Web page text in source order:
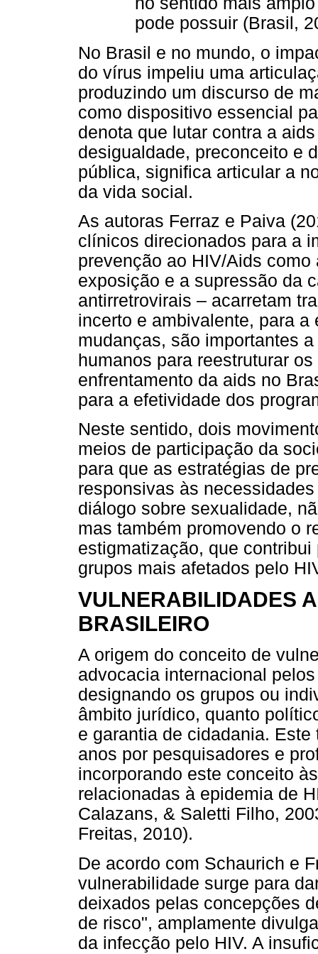
pode possuir (Brasil,
No Brasil e no mundo, o
do vírus impeliu uma
produzindo um discurso de
como dispositivo essencial
denota que lutar contra a
desigualdade, preconceito e
pública, significa articular a
da vida social.
As autoras Ferraz e Paiva
clínicos direcionados para a
prevenção ao HIV/Aids
exposição e a supressão da
antirretrovirais – acarretam
incerto e ambivalente, para
mudanças, são importantes
humanos para reestruturar
enfrentamento da aids no
para a efetividade dos
Neste sentido, dois
meios de participação da
para que as estratégias de
responsivas às
diálogo sobre sexualidade,
mas também promovendo o
estigmatização, que
grupos mais afetados pelo
VULNERABILIDADES
BRASILEIRO
A origem do conceito de
advocacia internacional
designando os grupos ou
âmbito jurídico, quanto
e garantia de cidadania.
anos por pesquisadores e
incorporando este conceito
relacionadas à epidemia de
Calazans, & Saletti Filho,
Freitas, 2010).
De acordo com Schaurich e
vulnerabilidade surge para
deixados pelas concepções
de risco", amplamente
da infecção pelo HIV. A